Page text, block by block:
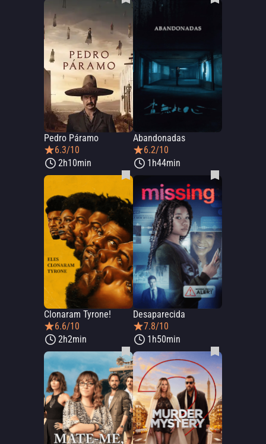
Pedro Páramo
6.3/10
2h10min
Abandonadas
6.2/10
1h44min
Clonaram Tyrone!
6.6/10
2h2min
Desaparecida
7.8/10
1h50min